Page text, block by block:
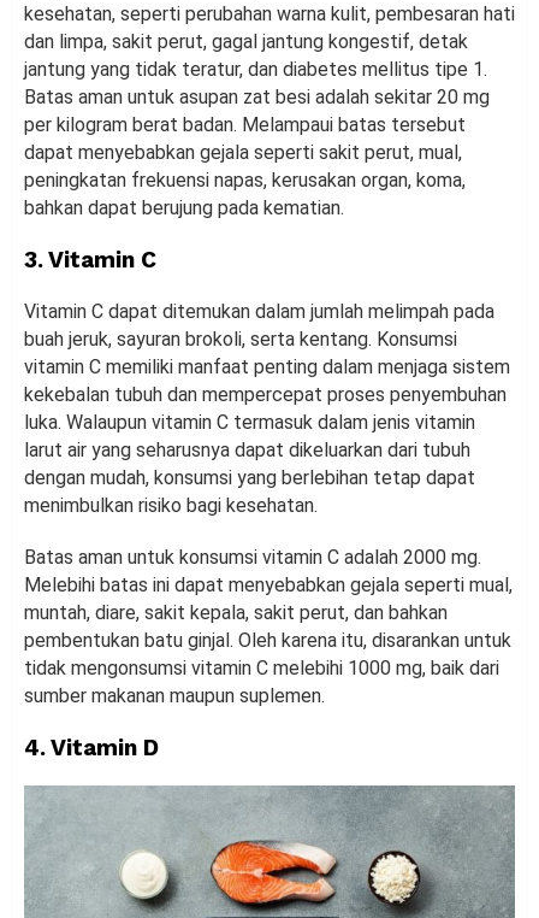
kesehatan, seperti perubahan warna kulit, pembesaran hati
dan limpa, sakit perut, gagal jantung kongestif, detak
jantung yang tidak teratur, dan diabetes mellitus tipe 1.
Batas aman untuk asupan zat besi adalah sekitar 20 mg
per kilogram berat badan. Melampaui batas tersebut
dapat menyebabkan gejala seperti sakit perut, mual,
peningkatan frekuensi napas, kerusakan organ, koma,
bahkan dapat berujung pada kematian.
3. Vitamin C
Vitamin C dapat ditemukan dalam jumlah melimpah pada
buah jeruk, sayuran brokoli, serta kentang. Konsumsi
vitamin C memiliki manfaat penting dalam menjaga sistem
kekebalan tubuh dan mempercepat proses penyembuhan
luka. Walaupun vitamin C termasuk dalam jenis vitamin
larut air yang seharusnya dapat dikeluarkan dari tubuh
dengan mudah, konsumsi yang berlebihan tetap dapat
menimbulkan risiko bagi kesehatan.
Batas aman untuk konsumsi vitamin C adalah 2000 mg.
Melebihi batas ini dapat menyebabkan gejala seperti mual,
muntah, diare, sakit kepala, sakit perut, dan bahkan
pembentukan batu ginjal. Oleh karena itu, disarankan untuk
tidak mengonsumsi vitamin C melebihi 1000 mg, baik dari
sumber makanan maupun suplemen.
4. Vitamin D